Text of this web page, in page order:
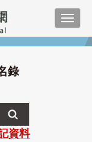
錄
資料